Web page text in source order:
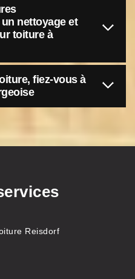
nettoyage et
toiture à
fiez-vous à
Reisdorf